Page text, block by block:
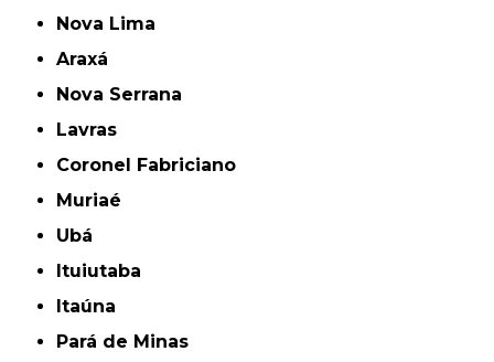
Nova Lima
Araxá
Nova Serrana
Lavras
Coronel Fabriciano
Muriaé
Ubá
Ituiutaba
Itaúna
Pará de Minas